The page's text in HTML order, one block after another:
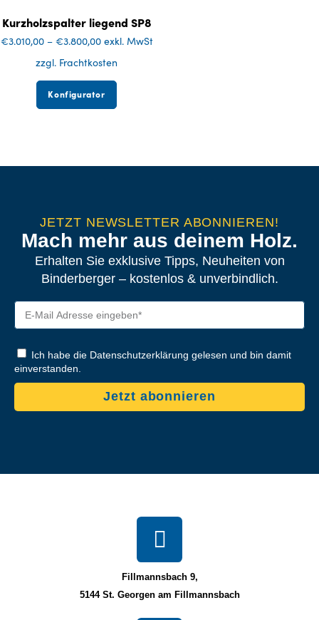
Kurzholzspalter liegend SP8
€3.010,00 – €3.800,00 exkl. MwSt
zzgl. Frachtkosten
Konfigurator
JETZT NEWSLETTER ABONNIEREN!
Mach mehr aus deinem Holz.
Erhalten Sie exklusive Tipps, Neuheiten von
Binderberger – kostenlos & unverbindlich.
Ich habe die Datenschutzerklärung gelesen und bin damit
einverstanden.
Jetzt abonnieren
Fillmannsbach 9,
5144 St. Georgen am Fillmannsbach